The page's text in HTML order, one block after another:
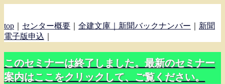
top センター概要 全建文庫｜ 新聞バックナンバー
新聞
電子版申込
このセミナーは終了しました。最新のセミナー
案内はここをクリックして、ご覧ください。